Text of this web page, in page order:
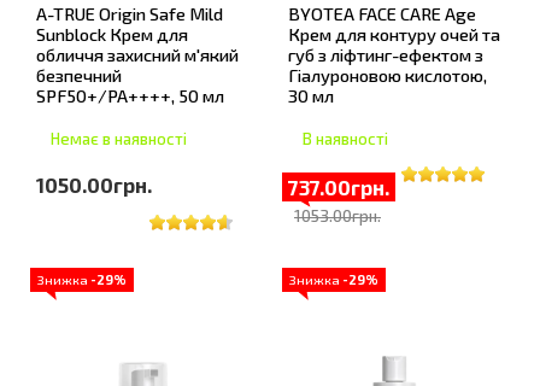
A-TRUE Origin Safe Mild
Sunblock Крем для
обличчя захисний м'який
безпечний
SPF50+/PA++++, 50 мл
Немає в наявності
1050.00грн.
BYOTEA FACE CARE Age
Крем для контуру очей та
губ з ліфтинг-ефектом з
Гіалуроновою кислотою,
30 мл
В наявності
737.00грн.
1053.00грн.
Знижка -29% Знижка -29%